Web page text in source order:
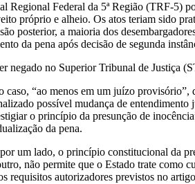
Regional Federal da 5ª Região (TRF-5)
próprio e alheio. Os atos teriam sido
posterior, a maioria dos
da pena após decisão de segunda
negado no Superior Tribunal de Justiça
“ao menos em um juízo
possível mudança de
o princípio da presunção de
da pena.
um lado, o princípio constitucional da
não permite que o Estado trate como
requisitos autorizadores previstos no